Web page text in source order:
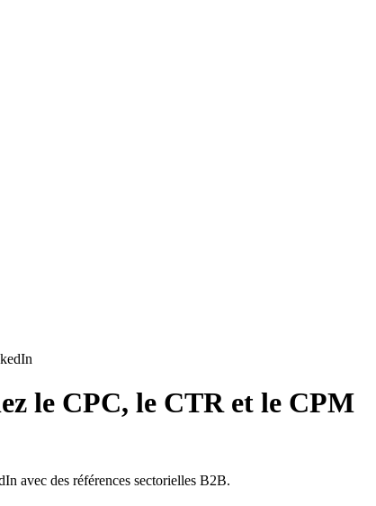
le CPC, le CTR et le CPM
avec des références sectorielles B2B.